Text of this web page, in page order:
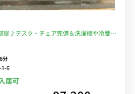
屋♪デスク・チェア完備＆洗濯機や冷蔵庫
しでアクセス■選べるWi-Fi格安レンタル
分
1-6
居可